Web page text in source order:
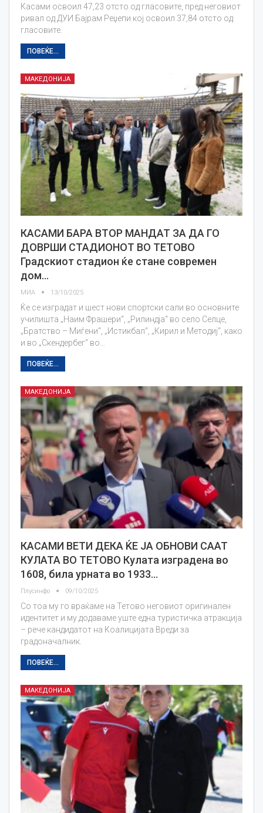
Касами освоил 47,23 отсто од гласовите, пред неговиот
ривал од ДУИ Бајрам Реџепи кој освоил 37,84 отсто од
гласовите.
ПОВЕЌЕ...
МАКЕДОНИЈА
КАСАМИ БАРА ВТОР МАНДАТ ЗА ДА ГО
ДОВРШИ СТАДИОНОТ ВО ТЕТОВО
Градскиот стадион ќе стане современ
дом…
МИА 13/10/2025
Ќе се изградат и шест нови спортски сали во основните
училишта „Наим Фрашери“, „Рилиндја“ во село Селце,
„Братство – Миѓени“, „Истикбал“, „Кирил и Методиј“, како
и во „Скендербег“ во…
ПОВЕЌЕ...
МАКЕДОНИЈА
КАСАМИ ВЕТИ ДЕКА ЌЕ ЈА ОБНОВИ СААТ
КУЛАТА ВО ТЕТОВО Кулата изградена во
1608, била урната во 1933…
Плусинфо 09/10/2025
Со тоа му го враќаме на Тетово неговиот оригинален
идентитет и му додаваме уште една туристичка атракција
– рече кандидатот на Коалицијата Вреди за
градоначалник.
ПОВЕЌЕ...
МАКЕДОНИЈА